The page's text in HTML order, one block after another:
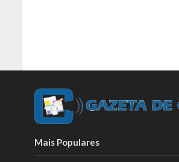
Mais Populares